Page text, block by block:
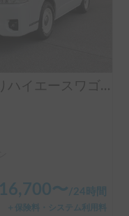
2家族でもゆったり10人乗りハイエースワゴン
16,700〜 /24時間
＋保険料・システム利用料